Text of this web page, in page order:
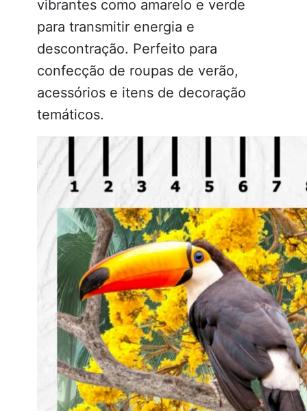
vibrantes como amarelo e verde
para transmitir energia e
descontração. Perfeito para
confecção de roupas de verão,
acessórios e itens de decoração
temáticos.